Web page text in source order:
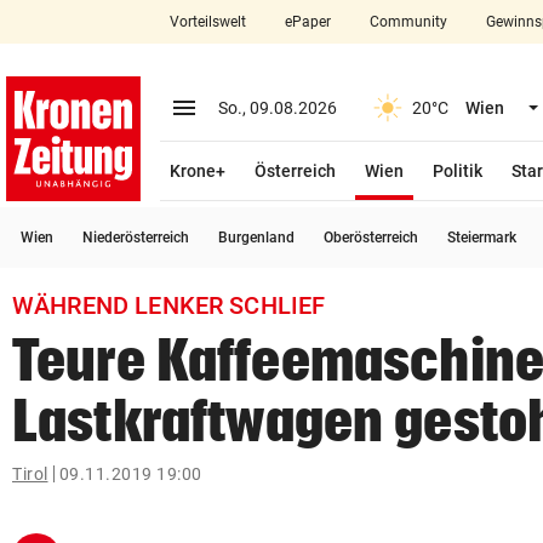
closeSchließen
account_circle Anmelden
arrow_right
bookmark
search
Suchbegriff
eingeben
Vorteilswelt ePaper Community
menu Menü aufklappen
So., 09.08.2026 20°C Wien
Krone+ Österreich Wien
Politik
Wien Niederösterreich Burgenland Oberösterreich Steiermark
WÄHREND LENKER SCHLIEF
Teure
Lastkraftwagen
Tirol 09.11.2019 19:00